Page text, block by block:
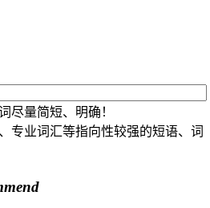
尽量简短、明确！
专业词汇等指向性较强的短语、词